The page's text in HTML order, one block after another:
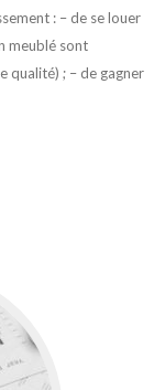
: – de se louer
meublé sont
qualité) ; – de gagner